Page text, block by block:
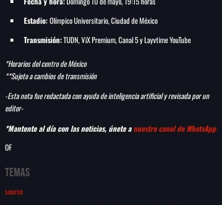
Estadio:Olímpico Universitario, Ciudad de México
Transmisión:TUDN, ViX Premium, Canal 5 y Layvtime YouTube
*Horarios del centro de México
**Sujeto a cambios de transmisión
-Esta nota fue redactada con ayuda de inteligencia artificial y revisada por un
editor-
*Mantente al día con las noticias, únete anuestro canal de WhatsApp
OF
Temas
source